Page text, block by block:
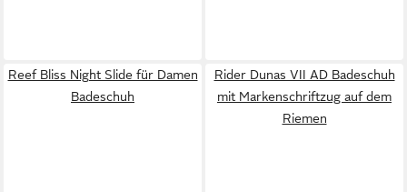
Reef Bliss Night Slide für Damen
Badeschuh
Rider Dunas VII AD Badeschuh
mit Markenschriftzug auf dem
Riemen